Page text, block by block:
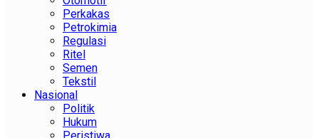
Perkakas
Petrokimia
Regulasi
Ritel
Semen
Tekstil
Nasional
Politik
Hukum